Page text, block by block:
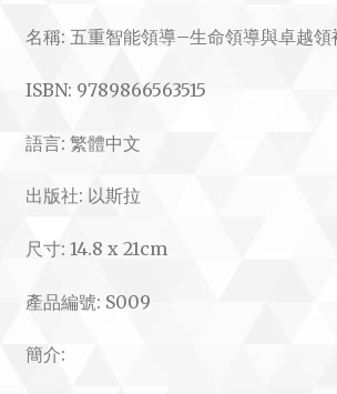
名稱: 五重智能領導–生命領導與卓越
ISBN: 9789866563515
語言: 繁體中文
出版社: 以斯拉
尺寸: 14.8 x 21cm
產品編號: S009
簡介: